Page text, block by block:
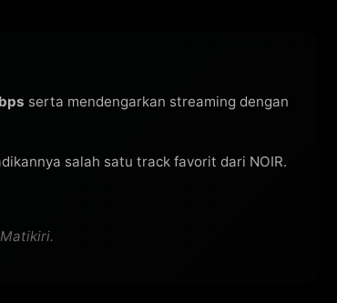
serta mendengarkan streaming dengan
salah satu track favorit dari NOIR.